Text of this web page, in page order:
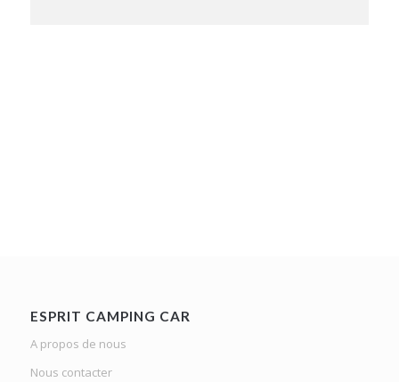
ESPRIT CAMPING CAR
A propos de nous
Nous contacter